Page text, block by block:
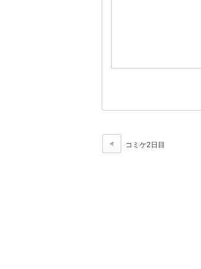
コミケ2日目